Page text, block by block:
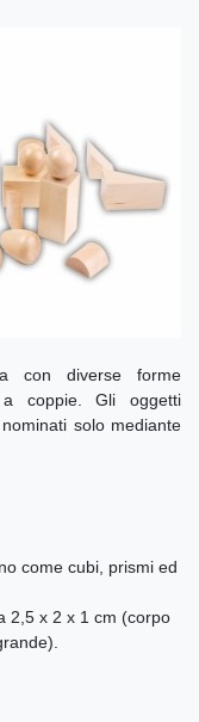
con diverse forme
a coppie. Gli oggetti
solo mediante
come cubi, prismi ed
2,5 x 2 x 1 cm (corpo